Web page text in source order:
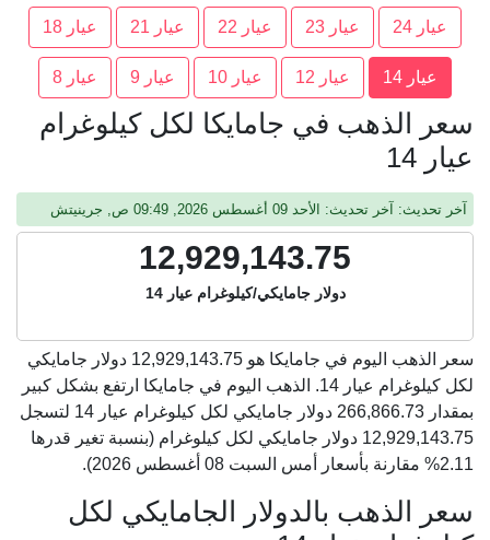
عيار 24 عيار 23 عيار 22 عيار 21 عيار 18
عيار 14 عيار 12 عيار 10 عيار 9 عيار 8
سعر الذهب في جامايكا لكل كيلوغرام
عيار 14
آخر تحديث: آخر تحديث: الأحد 09 أغسطس 2026, 09:49 ص, جرينيتش
12,929,143.75
دولار جامايكي/كيلوغرام عيار 14
سعر الذهب اليوم في جامايكا هو 12,929,143.75 دولار جامايكي
لكل كيلوغرام عيار 14. الذهب اليوم في جامايكا ارتفع بشكل كبير
بمقدار 266,866.73 دولار جامايكي لكل كيلوغرام عيار 14 لتسجل
12,929,143.75 دولار جامايكي لكل كيلوغرام (بنسبة تغير قدرها
2.11% مقارنة بأسعار أمس السبت 08 أغسطس 2026).
سعر الذهب بالدولار الجامايكي لكل